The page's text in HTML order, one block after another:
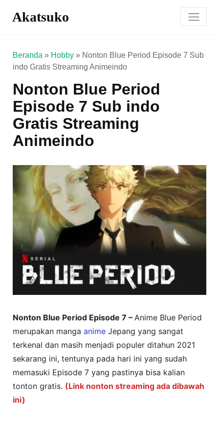
Akatsuko
Beranda » Hobby » Nonton Blue Period Episode 7 Sub
indo Gratis Streaming Animeindo
Nonton Blue Period
Episode 7 Sub indo
Gratis Streaming
Animeindo
Nonton Blue Period Episode 7 –Anime Blue Period
merupakan mangaanime Jepang yang sangat
terkenal dan masih menjadi populer ditahun 2021
sekarang ini, tentunya pada hari ini yang sudah
memasuki Episode 7 yang pastinya bisa kalian
tonton gratis. (Link nonton streaming ada dibawah
ini)